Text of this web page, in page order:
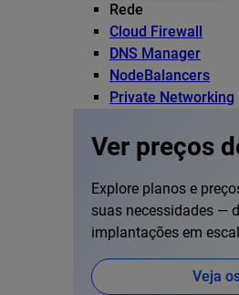
Rede
Cloud Firewall
DNS Manager
NodeBalancers
Private Networking
Ver preços
Explore planos e
suas necessidades —
implantações em
Veja